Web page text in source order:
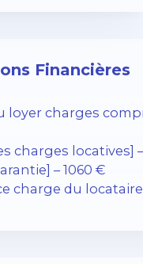
Financières
loyer charges
charges locatives]
– 1060 €
charge du